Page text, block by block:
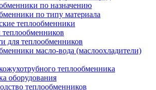
по назначению
по типу материала
теплообменники
для теплообменников
масло-вода (маслоохладители)
теплообменника
оборудования
теплообменников